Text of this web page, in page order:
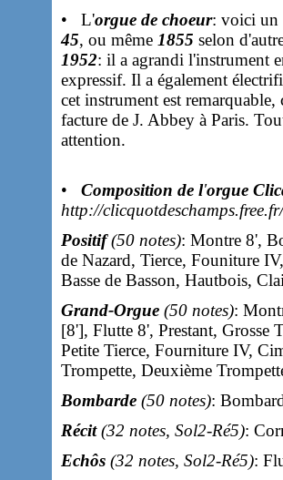
• L'orgue de choeur: voici un
45, ou même 1855 selon
1952: il a agrandi l'instrument
expressif. Il a également
cet instrument est
facture de J. Abbey à Paris.
attention.
• Composition de l'orgue
http://
Positif (50 notes): Montre 8',
de Nazard, Tierce, Founiture
Basse de Basson, Hautbois,
Grand-Orgue (50 notes):
[8'], Flutte 8', Prestant, Grosse
Petite Tierce, Fourniture IV,
Trompette, Deuxième
Bombarde (50 notes):
Récit (32 notes, Sol2-Ré5):
Echôs (32 notes, Sol2-Ré5):